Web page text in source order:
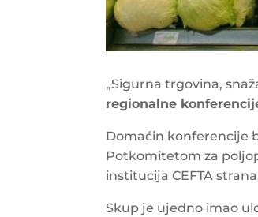
„Sigurna trgovina,
regionalne
Domaćin konferencije
Potkomitetom za
institucija CEFTA
Skup je ujedno imao